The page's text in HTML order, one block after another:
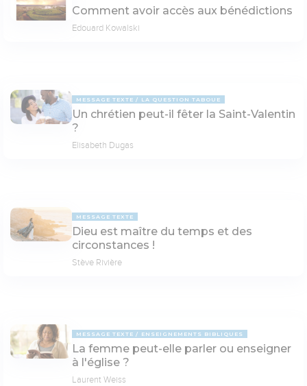
Comment avoir accès aux bénédictions
Edouard Kowalski
MESSAGE TEXTE LA QUESTION TABOUE
Un chrétien peut-il fêter la Saint-Valentin
?
Elisabeth Dugas
MESSAGE TEXTE
Dieu est maître du temps et des
circonstances !
Stève Rivière
MESSAGE TEXTE ENSEIGNEMENTS BIBLIQUES
La femme peut-elle parler ou enseigner
à l'église ?
Laurent Weiss